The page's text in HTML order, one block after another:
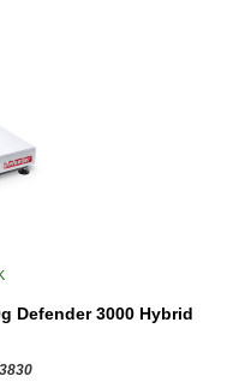
Defender 3000 Hybrid